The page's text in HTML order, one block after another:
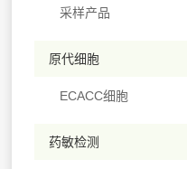
采样产品
原代细胞
ECACC细胞
药敏检测